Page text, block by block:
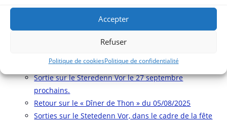
Accepter
Refuser
Politique de cookiesPolitique de confidentialité
partir du 10/01/2026
Retour sur le pique-nique à l’île Dumet du 9 octobre
des 19, 20 et 21 septembre
Sortie sur le Steredenn Vor le 27 septembre
prochains.
Retour sur le « Dîner de Thon » du 05/08/2025
Sorties sur le Stetedenn Vor, dans le cadre de la fête